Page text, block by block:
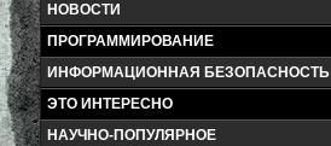
НОВОСТИ
ПРОГРАММИРОВАНИЕ
ИНФОРМАЦИОННАЯ БЕЗОПАСНОСТЬ
ЭТО ИНТЕРЕСНО
НАУЧНО-ПОПУЛЯРНОЕ